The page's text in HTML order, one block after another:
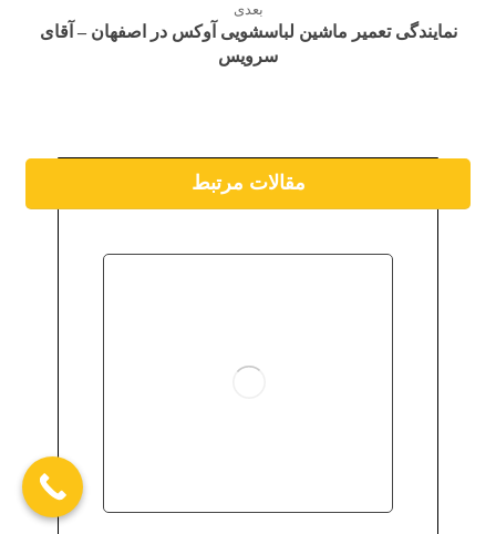
بعدی
نمایندگی تعمیر ماشین لباسشویی آوکس در اصفهان – آقای
سرویس
مقالات مرتبط